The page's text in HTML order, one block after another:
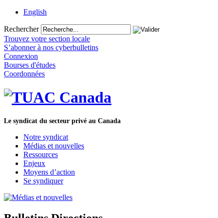
English
Rechercher
Trouvez votre section locale
S’abonner à nos cyberbulletins
Connexion
Bourses d'études
Coordonnées
Le syndicat du secteur privé au Canada
Notre syndicat
Médias et nouvelles
Ressources
Enjeux
Moyens d’action
Se syndiquer